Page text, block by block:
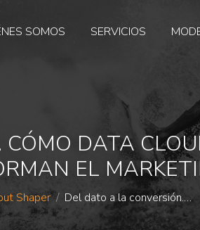
SOMOS SERVICIOS
DATA
EL
Estás aquí:
Shaper Del dato a la conversión.…